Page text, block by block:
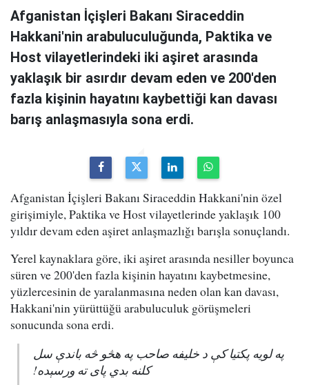
Afganistan İçişleri Bakanı Siraceddin
Hakkani'nin arabuluculuğunda, Paktika ve
Host vilayetlerindeki iki aşiret arasında
yaklaşık bir asırdır devam eden ve 200'den
fazla kişinin hayatını kaybettiği kan davası
barış anlaşmasıyla sona erdi.
Afganistan İçişleri Bakanı Siraceddin Hakkani'nin özel
girişimiyle, Paktika ve Host vilayetlerinde yaklaşık 100
yıldır devam eden aşiret anlaşmazlığı barışla sonuçlandı.
Yerel kaynaklara göre, iki aşiret arasında nesiller boyunca
süren ve 200'den fazla kişinin hayatını kaybetmesine,
yüzlercesinin de yaralanmasına neden olan kan davası,
Hakkani'nin yürüttüğü arabuluculuk görüşmeleri
sonucunda sona erdi.
په لویه پکتیا کې د خلیفه صاحب په هڅو څه باندې سل
کلنه بدي پای ته ورسېده!